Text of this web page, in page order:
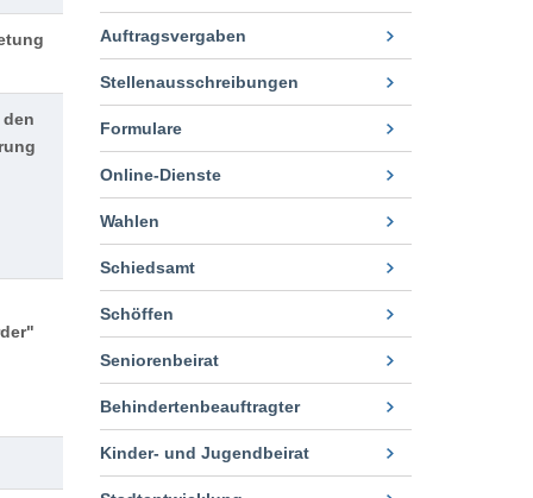
Auftragsvergaben
Stellenausschreibungen
Formulare
Online-Dienste
Wahlen
Schiedsamt
Schöffen
Seniorenbeirat
Behindertenbeauftragter
Kinder- und Jugendbeirat